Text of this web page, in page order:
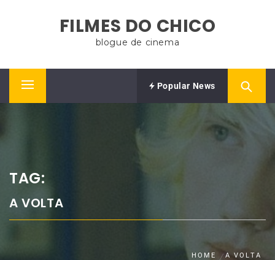
FILMES DO CHICO
blogue de cinema
Primary
Popular News
TAG:
A VOLTA
HOME A VOLTA